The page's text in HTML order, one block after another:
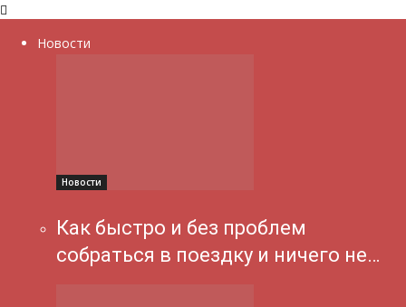
Новости
Новости
Как быстро и без проблем
собраться в поездку и ничего не…